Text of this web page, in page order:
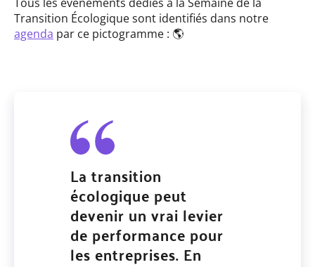
Transition Écologique sont identifiés dans notre
agenda par ce pictogramme : 🌎
La transition
écologique peut
devenir un vrai levier
de performance pour
les entreprises. En